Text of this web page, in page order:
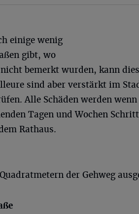
einige wenig
gibt, wo
bemerkt wurden, kann
sind aber verstärkt im
Alle Schäden werden
Tagen und Wochen
Rathaus.
der Gehweg